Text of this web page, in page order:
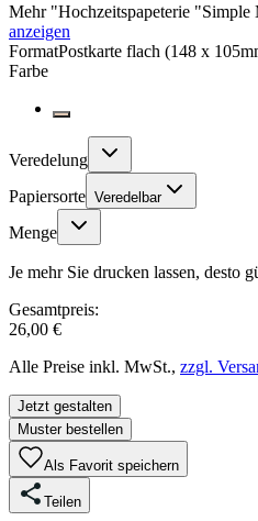
Mehr"Hochzeitspapeterie "Simple
anzeigen
FormatPostkarte flach (148 x
Farbe
Veredelung
Papiersorte Veredelbar
Menge
Je mehr Sie drucken lassen, desto
Gesamtpreis:
26,00 €
Alle Preise inkl. MwSt., zzgl.
Jetzt gestalten
Muster bestellen
Als Favorit speichern
Teilen